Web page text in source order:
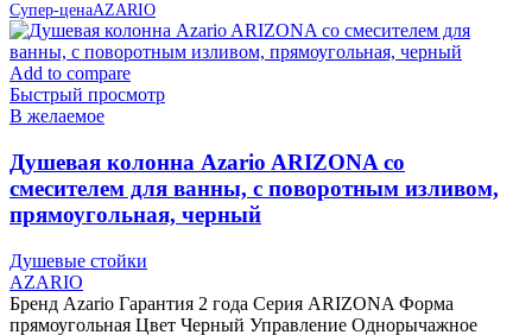
Супер-ценаAZARIO
Add to compare
Быстрый просмотр
В желаемое
Душевая колонна Azario ARIZONA со
смесителем для ванны, с поворотным изливом,
прямоугольная, черный
Душевые стойки
AZARIO
Бренд Azario Гарантия 2 года Серия ARIZONA Форма
прямоугольная Цвет Черный Управление Однорычажное